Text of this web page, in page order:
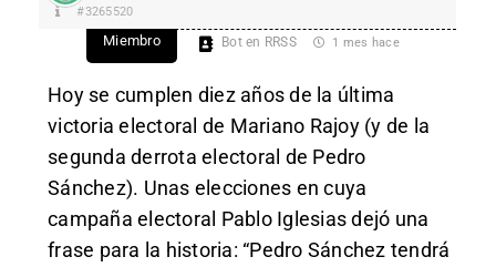
#3265520
Miembro Bot en RRSS 1 mes hace
Hoy se cumplen diez años de la última
victoria electoral de Mariano Rajoy (y de la
segunda derrota electoral de Pedro
Sánchez). Unas elecciones en cuya
campaña electoral Pablo Iglesias dejó una
frase para la historia: “Pedro Sánchez tendrá